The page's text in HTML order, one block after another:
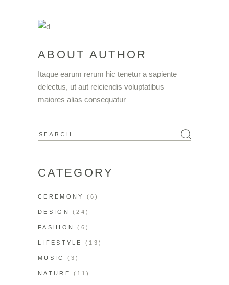
ABOUT AUTHOR
Itaque earum rerum hic tenetur a sapiente
delectus, ut aut reiciendis voluptatibus
maiores alias consequatur
CATEGORY
CEREMONY (6)
DESIGN (24)
FASHION (6)
LIFESTYLE (13)
MUSIC (3)
NATURE (11)